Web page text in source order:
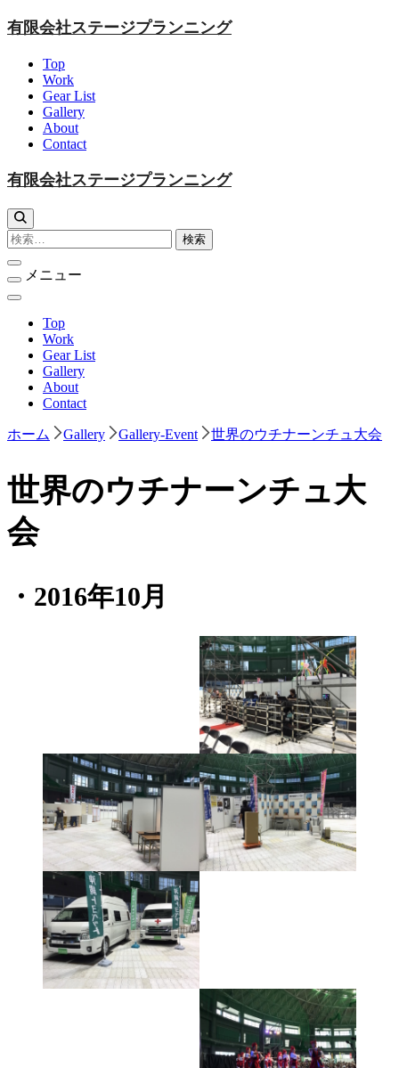
コ
ッ
プ
有限会社ステージプランニング
Top
Work
Gear List
Gallery
About
Contact
有限会社ステージプランニング
検
メニュー
Top
Work
Gear List
Gallery
About
Contact
ホーム Gallery Gallery-Event 世界のウチナーンチュ大会
世界のウチナーンチュ大
会
・2016年10月